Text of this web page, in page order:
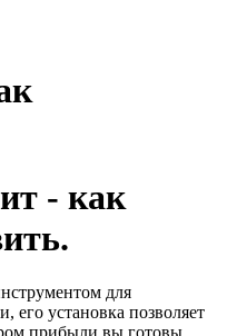
- как
для
установка позволяет